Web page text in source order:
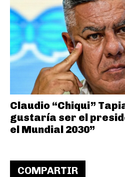
COMPARTIR
Claudio “Chiqui”
gustaría ser el
el Mundial 2030”